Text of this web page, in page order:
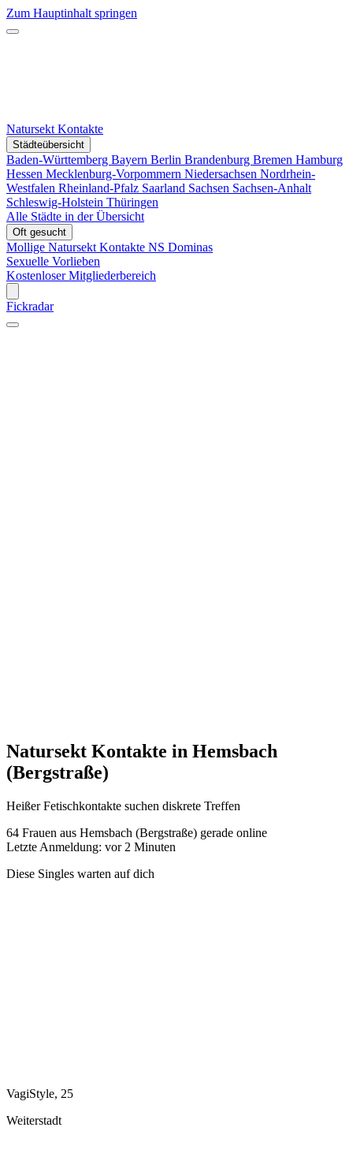
Zum Hauptinhalt springen
Natursekt Kontakte
Städteübersicht
Baden-Württemberg Bayern Berlin Brandenburg Bremen Hamburg
Hessen Mecklenburg-Vorpommern Niedersachsen Nordrhein-
Westfalen Rheinland-Pfalz Saarland Sachsen Sachsen-Anhalt
Schleswig-Holstein Thüringen
Alle Städte in der Übersicht
Oft gesucht
Mollige Natursekt Kontakte NS Dominas
Sexuelle Vorlieben
Kostenloser Mitgliederbereich
Fickradar
Natursekt Kontakte in Hemsbach
(Bergstraße)
Heißer Fetischkontakte suchen diskrete Treffen
64 Frauen aus Hemsbach (Bergstraße) gerade online
Letzte Anmeldung: vor 2 Minuten
Diese Singles warten auf dich
VagiStyle, 25
Weiterstadt